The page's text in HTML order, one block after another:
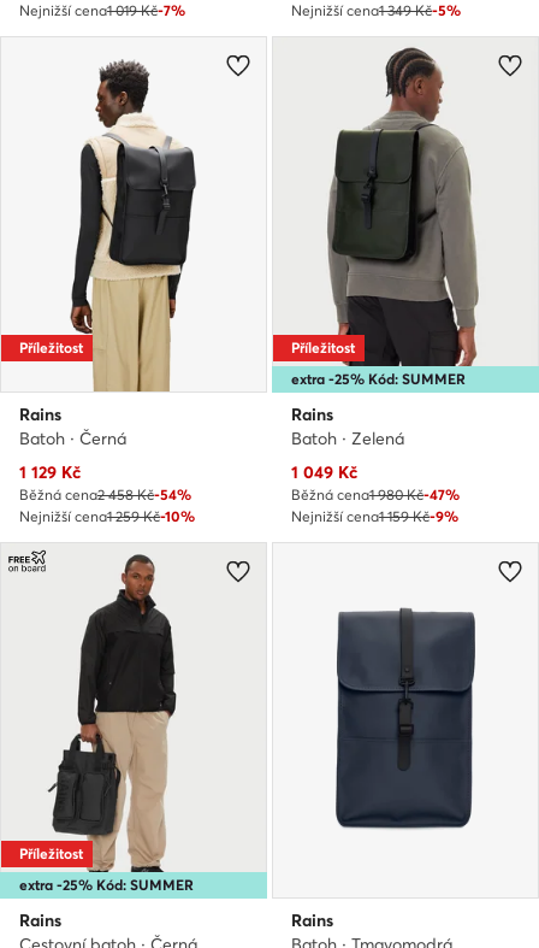
Nejnižší cena1 019 Kč-7%
Nejnižší cena1 349 Kč-5%
Příležitost
Rains
Batoh · Černá
Aktuální cena
1 129 Kč
Běžná cena2 458 Kč-54%
Nejnižší cena1 259 Kč-10%
extra -25% Kód: SUMMER
Příležitost
Rains
Batoh · Zelená
Aktuální cena
1 049 Kč
Běžná cena1 980 Kč-47%
Nejnižší cena1 159 Kč-9%
extra -25% Kód: SUMMER
Příležitost
Rains
Rains